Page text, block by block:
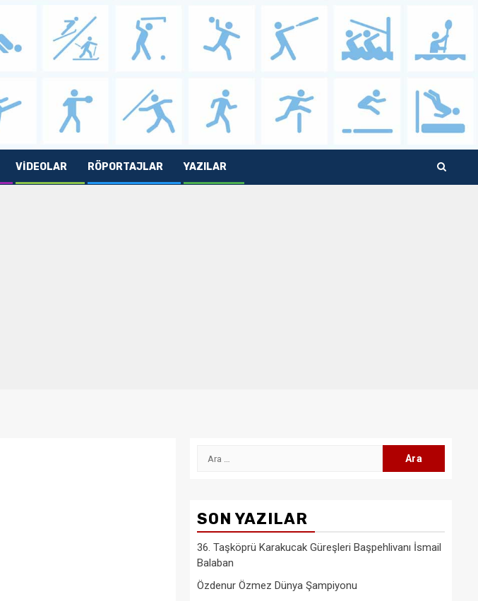
VIDEOLAR RÖPORTAJLAR YAZILAR
Arama:
SON YAZILAR
36. Taşköprü Karakucak Güreşleri Başpehlivanı İsmail
Balaban
Özdenur Özmez Dünya Şampiyonu